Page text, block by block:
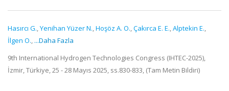
Hasırcı G.,Yenihan Yüzer N.,Hoşöz A. O.,Çakırca E. E.,Alptekin E.,
İlgen O., ...Daha Fazla
9th International Hydrogen Technologies Congress (IHTEC-2025),
İzmir, Türkiye, 25 - 28 Mayıs 2025, ss.830-833, (Tam Metin Bildiri)